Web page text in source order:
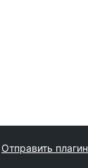
Отправить плагин